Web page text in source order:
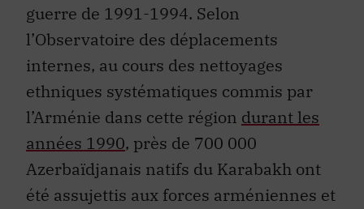
guerre de 1991-1994. Selon
l’Observatoire des déplacements
internes, au cours des nettoyages
ethniques systématiques commis par
l’Arménie dans cette région durant les
années 1990, près de 700 000
Azerbaïdjanais natifs du Karabakh ont
été assujettis aux forces arméniennes et